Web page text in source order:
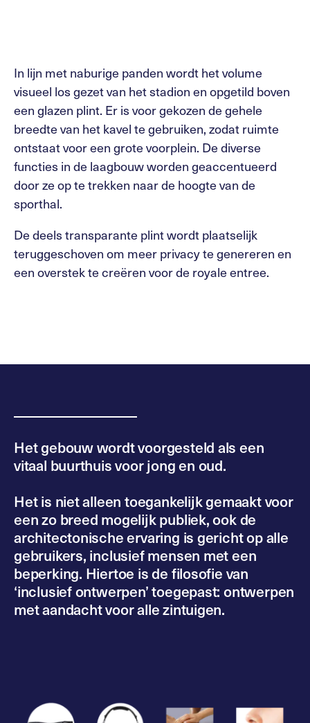
In lijn met naburige panden wordt het volume
visueel los gezet van het stadion en opgetild boven
een glazen plint. Er is voor gekozen de gehele
breedte van het kavel te gebruiken, zodat ruimte
ontstaat voor een grote voorplein. De diverse
functies in de laagbouw worden geaccentueerd
door ze op te trekken naar de hoogte van de
sporthal.
De deels transparante plint wordt plaatselijk
teruggeschoven om meer privacy te genereren en
een overstek te creëren voor de royale entree.
Het gebouw wordt voorgesteld als een
vitaal buurthuis voor jong en oud.
Het is niet alleen toegankelijk gemaakt voor
een zo breed mogelijk publiek, ook de
architectonische ervaring is gericht op alle
gebruikers, inclusief mensen met een
beperking. Hiertoe is de filosofie van
‘inclusief ontwerpen’ toegepast: ontwerpen
met aandacht voor alle zintuigen.